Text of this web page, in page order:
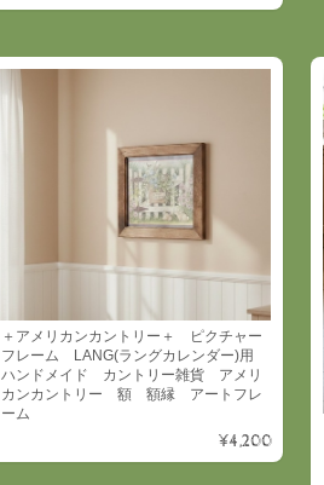
＋アメリカンカントリー＋ ピクチャー
フレーム LANG(ラングカレンダー)用
ハンドメイド カントリー雑貨 アメリ
カンカントリー 額 額縁 アートフレ
ーム
¥4,200